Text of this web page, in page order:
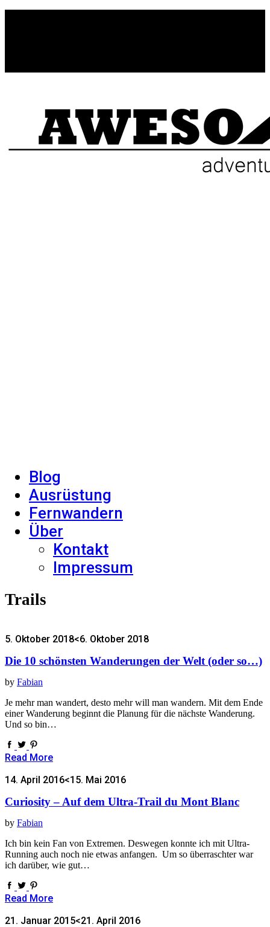
Blog
Ausrüstung
Fernwandern
Über
Kontakt
Impressum
Trails
5. Oktober 2018<6. Oktober 2018
Die 10 schönsten Wanderungen der Welt (oder so…)
by Fabian
Je mehr man wandert, desto mehr will man wandern. Mit dem Ende
einer Wanderung beginnt die Planung für die nächste Wanderung.
Und so bin…
Read More
14. April 2016<15. Mai 2016
Curiosity – Auf dem Ultra-Trail du Mont Blanc
by Fabian
Ich bin kein Fan von Extremen. Deswegen konnte ich mit Ultra-
Running auch noch nie etwas anfangen. Um so überraschter war
ich darüber, wie gut…
Read More
21. Januar 2015<21. April 2016